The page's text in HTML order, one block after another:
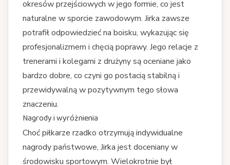
okresów przejściowych w jego formie, co jest
naturalne w sporcie zawodowym. Jirka zawsze
potrafił odpowiedzieć na boisku, wykazując się
profesjonalizmem i chęcią poprawy. Jego relacje z
trenerami i kolegami z drużyny są oceniane jako
bardzo dobre, co czyni go postacią stabilną i
przewidywalną w pozytywnym tego słowa
znaczeniu.
Nagrody i wyróżnienia
Choć piłkarze rzadko otrzymują indywidualne
nagrody państwowe, Jirka jest doceniany w
środowisku sportowym. Wielokrotnie był